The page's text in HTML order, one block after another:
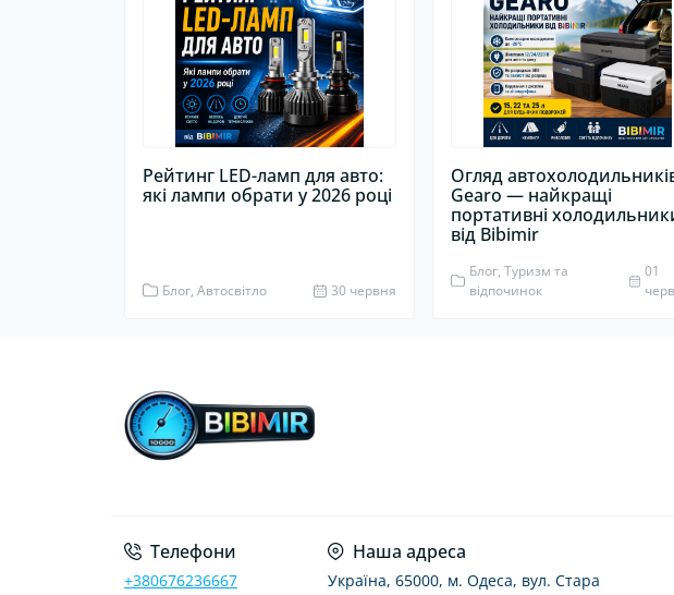
Рейтинг LED-ламп для авто:
які лампи обрати у 2026 році
Блог, Автосвітло 30 червня
Огляд
Gearo — найкращі
портативні
від Bibimir
Блог, Туризм та
відпочинок
01
Телефони
+380676236667
Наша адреса
Україна, 65000, м. Одеса, вул. Стара